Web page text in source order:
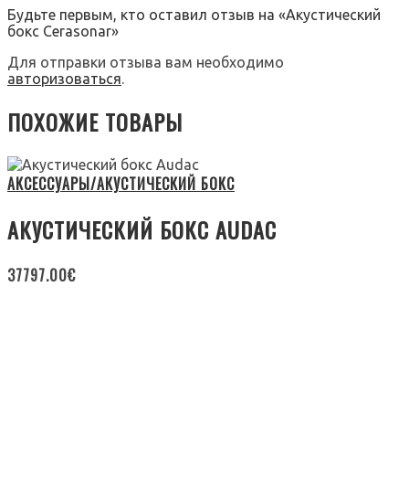
Будьте первым, кто оставил отзыв на «Акустический
бокс Cerasonar»
Для отправки отзыва вам необходимо
авторизоваться.
ПОХОЖИЕ ТОВАРЫ
АКСЕССУАРЫ/АКУСТИЧЕСКИЙ БОКС
АКУСТИЧЕСКИЙ БОКС AUDAC
37797.00€